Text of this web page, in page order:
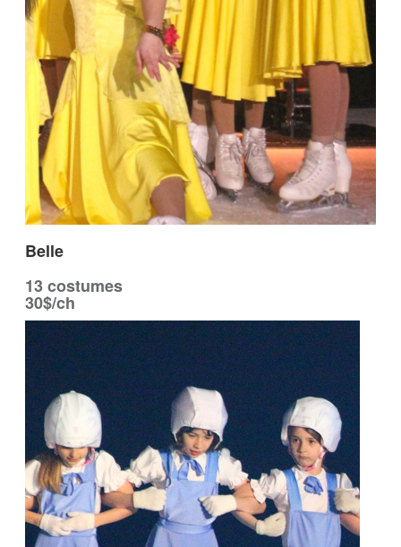
Belle
13 costumes
30$/ch